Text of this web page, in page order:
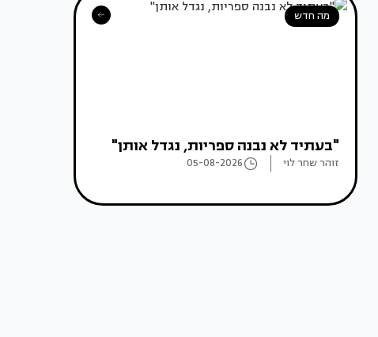
מה חדש
"בעתיד לא נבנה ספריות, נגדל אותן"
זוהר שחר לוי 05-08-2026